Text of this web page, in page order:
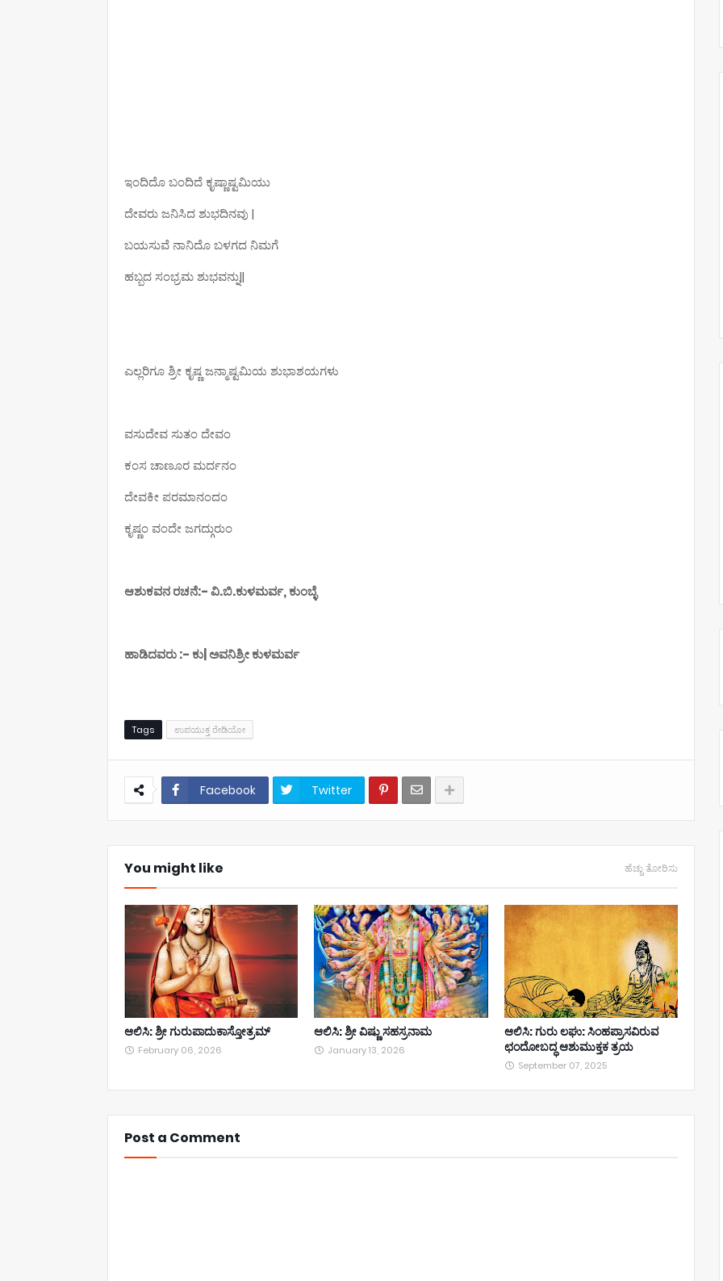
ಇಂದಿದೊ ಬಂದಿದೆ ಕೃಷ್ಣಾಷ್ಟಮಿಯು
ದೇವರು ಜನಿಸಿದ ಶುಭದಿನವು |
ಬಯಸುವೆ ನಾನಿದೊ ಬಳಗದ ನಿಮಗೆ
ಹಬ್ಬದ ಸಂಭ್ರಮ ಶುಭವನ್ನು||
ಎಲ್ಲರಿಗೂ ಶ್ರೀ ಕೃಷ್ಣ ಜನ್ಮಾಷ್ಟಮಿಯ ಶುಭಾಶಯಗಳು
ವಸುದೇವ ಸುತಂ ದೇವಂ
ಕಂಸ ಚಾಣೂರ ಮರ್ದನಂ
ದೇವಕೀ ಪರಮಾನಂದಂ
ಕೃಷ್ಣಂ ವಂದೇ ಜಗದ್ಗುರುಂ
ಆಶುಕವನ ರಚನೆ:- ವಿ.ಬಿ.ಕುಳಮರ್ವ, ಕುಂಬ್ಳೆ
ಹಾಡಿದವರು :- ಕು| ಅವನಿಶ್ರೀ ಕುಳಮರ್ವ
Tags ಉಪಯುಕ್ತ ರೇಡಿಯೋ
Facebook Twitter
You might like ಹೆಚ್ಚು ತೋರಿಸು
ಆಲಿಸಿ: ಶ್ರೀ ಗುರುಪಾದುಕಾಸ್ತೋತ್ರಮ್
February 06, 2026
ಆಲಿಸಿ: ಶ್ರೀ ವಿಷ್ಣು ಸಹಸ್ರನಾಮ
January 13, 2026
ಆಲಿಸಿ: ಗುರು ಲಘು: ಸಿಂಹಪ್ರಾಸವಿರುವ
ಛಂದೋಬದ್ಧ ಆಶುಮುಕ್ತಕ ತ್ರಯ
September 07, 2025
Post a Comment